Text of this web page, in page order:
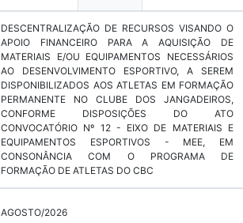
DESCENTRALIZAÇÃO DE RECURSOS VISANDO O
APOIO FINANCEIRO PARA A AQUISIÇÃO DE
MATERIAIS E/OU EQUIPAMENTOS NECESSÁRIOS
AO DESENVOLVIMENTO ESPORTIVO, A SEREM
DISPONIBILIZADOS AOS ATLETAS EM FORMAÇÃO
PERMANENTE NO CLUBE DOS JANGADEIROS,
CONFORME DISPOSIÇÕES DO ATO
CONVOCATÓRIO Nº 12 - EIXO DE MATERIAIS E
EQUIPAMENTOS ESPORTIVOS - MEE, EM
CONSONÂNCIA COM O PROGRAMA DE
FORMAÇÃO DE ATLETAS DO CBC
AGOSTO/2026